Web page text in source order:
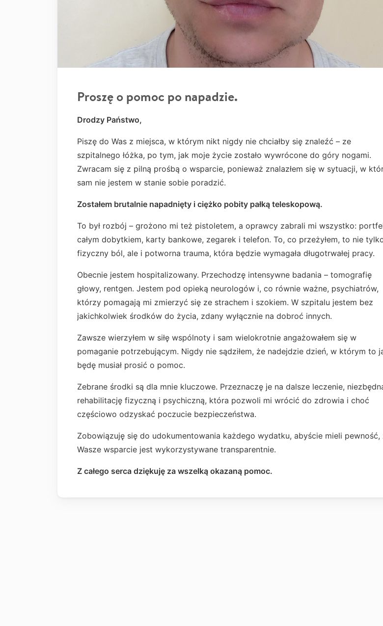
Proszę o pomoc po napadzie.
Drodzy Państwo,
Piszę do Was z miejsca, w którym nikt nigdy nie chciałby się znaleźć – ze
szpitalnego łóżka, po tym, jak moje życie zostało wywrócone do góry nogami.
Zwracam się z pilną prośbą o wsparcie, ponieważ znalazłem się w sytuacji, w
sam nie jestem w stanie sobie poradzić.
Zostałem brutalnie napadnięty i ciężko pobity pałką teleskopową.
To był rozbój – grożono mi też pistoletem, a oprawcy zabrali mi wszystko:
całym dobytkiem, karty bankowe, zegarek i telefon. To, co przeżyłem, to nie
fizyczny ból, ale i potworna trauma, która będzie wymagała długotrwałej pracy.
Obecnie jestem hospitalizowany. Przechodzę intensywne badania – tomografię
głowy, rentgen. Jestem pod opieką neurologów i, co równie ważne, psychiatrów,
którzy pomagają mi zmierzyć się ze strachem i szokiem. W szpitalu jestem bez
jakichkolwiek środków do życia, zdany wyłącznie na dobroć innych.
Zawsze wierzyłem w siłę wspólnoty i sam wielokrotnie angażowałem się w
pomaganie potrzebującym. Nigdy nie sądziłem, że nadejdzie dzień, w którym to
będę musiał prosić o pomoc.
Zebrane środki są dla mnie kluczowe. Przeznaczę je na dalsze leczenie,
rehabilitację fizyczną i psychiczną, która pozwoli mi wrócić do zdrowia i choć
częściowo odzyskać poczucie bezpieczeństwa.
Zobowiązuję się do udokumentowania każdego wydatku, abyście mieli pewność,
Wasze wsparcie jest wykorzystywane transparentnie.
Z całego serca dziękuję za wszelką okazaną pomoc.